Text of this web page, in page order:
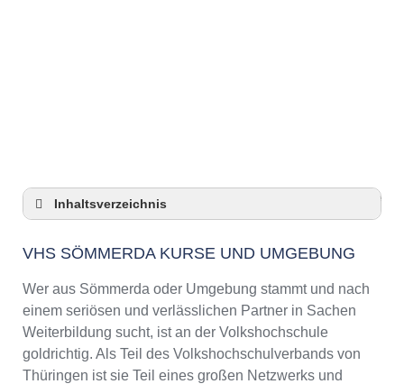
Anzeige
Inhaltsverzeichnis
VHS Sömmerda – Öffnungszeiten und
Top-Kurse an der Abendschule Sömmerda
Online-Kurse – Alternative Angebote zu einem
Kurs an der VHS
Top-Kurse an der Abendschule Sömmerda
VHS SÖMMERDA KURSE UND UMGEBUNG
Wer aus Sömmerda oder Umgebung stammt und nach
einem seriösen und verlässlichen Partner in Sachen
Weiterbildung sucht, ist an der Volkshochschule
goldrichtig. Als Teil des Volkshochschulverbands von
Thüringen ist sie Teil eines großen Netzwerks und